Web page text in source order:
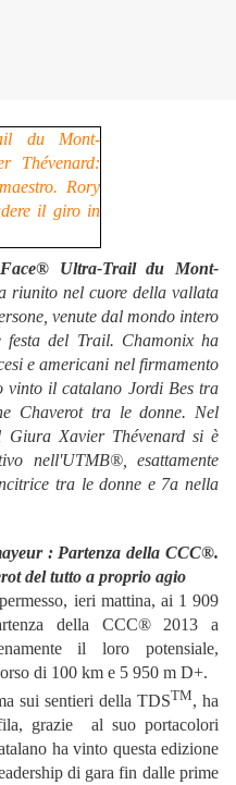
Ultra-Trail du Mont-
riunito nel cuore della vallata
venute dal mondo intero
festa del Trail. Chamonix ha
e americani nel firmamento
il catalano Jordi Bes tra
Chaverot tra le donne. Nel
Xavier Thévenard si è
nell'UTMB®, esattamente
tra le donne e 7a nella
: Partenza della CCC®.
del tutto a proprio agio
ieri mattina, ai 1 909
della CCC® 2013 a
il loro potensiale,
di 100 km e 5 950 m D+.
sui sentieri della TDSTM, ha
grazie al suo portacolori
ha vinto questa edizione
di gara fin dalle prime